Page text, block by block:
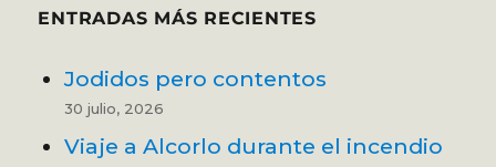
ENTRADAS MÁS RECIENTES
Jodidos pero contentos
30 julio, 2026
Viaje a Alcorlo durante el incendio